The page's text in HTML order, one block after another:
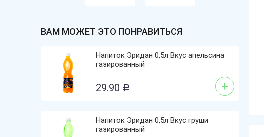
ВАМ МОЖЕТ ЭТО ПОНРАВИТЬСЯ
Напиток Эридан 0,5л Вкус апельсина
газированный
29.90 Р +
Напиток Эридан 0,5л Вкус груши
газированный